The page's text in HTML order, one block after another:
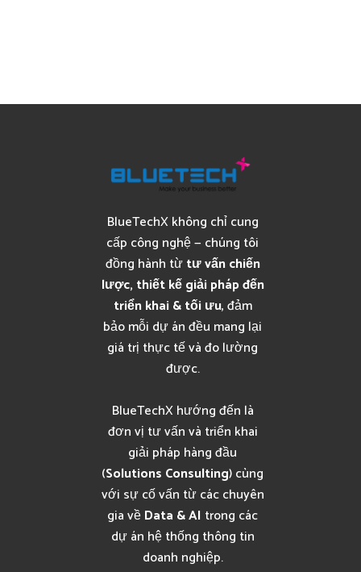
BlueTechX không chỉ cung
cấp công nghệ — chúng tôi
đồng hành từtư vấn chiến
lược, thiết kế giải pháp đến
triển khai & tối ưu, đảm
bảo mỗi dự án đều mang lại
giá trị thực tế và đo lường
được.
BlueTechX hướng đến là
đơn vị tư vấn và triển khai
giải pháp hàng đầu
(Solutions Consulting) cùng
với sự cố vấn từ các chuyên
gia vềData & AI trong các
dự án hệ thống thông tin
doanh nghiệp.